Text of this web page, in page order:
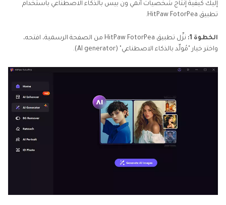
إليك كيفية إنتاج شخصيات أنمي ون بيس بالذكاء الاصطناعي باستخدام
تطبيق HitPaw FotorPea.
الخطوة 1:
نزِّل تطبيق HitPaw FotorPea من الصفحة الرسمية، افتحه،
واختر خيار "مُولِّد بالذكاء الاصطناعي" (AI generator).